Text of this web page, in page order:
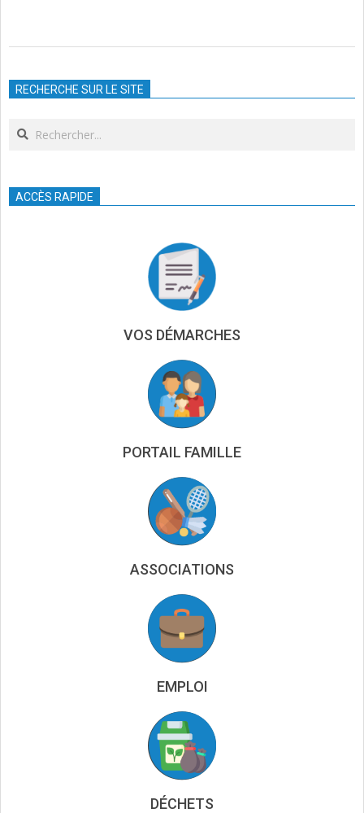
25RECHERCHE SUR LE SITE
Search
ACCÈS RAPIDE
VOS DÉMARCHES
PORTAIL FAMILLE
ASSOCIATIONS
EMPLOI
DÉCHETS